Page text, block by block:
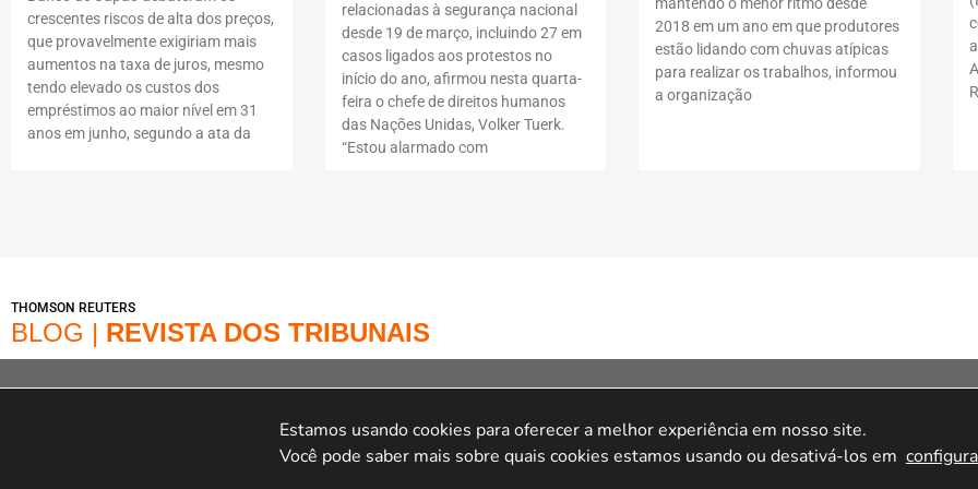
crescentes riscos de alta dos preços,
que provavelmente exigiriam mais
aumentos na taxa de juros, mesmo
tendo elevado os custos dos
empréstimos ao maior nível em 31
anos em junho, segundo a ata da
relacionadas à segurança nacional
desde 19 de março, incluindo 27 em
casos ligados aos protestos no
início do ano, afirmou nesta quarta-
feira o chefe de direitos humanos
das Nações Unidas, Volker Tuerk.
“Estou alarmado com
mantendo o menor ritmo desde
2018 em um ano em que produtores
estão lidando com chuvas atípicas
para realizar os trabalhos, informou
a organização
THOMSON REUTERS
BLOG | REVISTA DOS TRIBUNAIS
online Marca é operada pela Infracommerce Negócios e Soluções em Internet Ltda. CNPJ 15.427.207/0001-14 – Av. Doutor
Cardoso De Melo, 1855,15 andar Conjunto 151, Jardim Paulistano – 04548-005 – São Paulo/SP.
Estamos usando cookies para oferecer a melhor experiência em nosso site.
Você pode saber mais sobre quais cookies estamos usando ou desativá-los em